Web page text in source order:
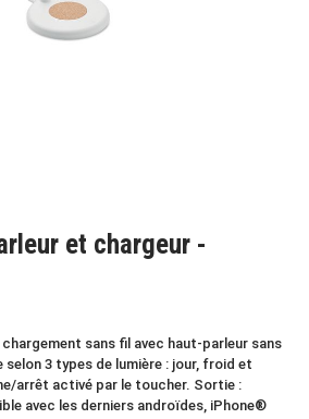
et chargeur -
chargement sans fil avec haut-parleur sans
3 types de lumière : jour, froid et
arrêt activé par le toucher. Sortie :
avec les derniers androïdes, iPhone®